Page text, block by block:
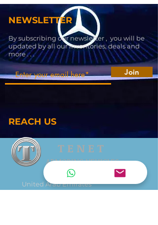
NEWSLETTER
By subscribing our newsletter , you will be
updated by all our inventories, deals and
more . . .
Join
REACH US
United Arab Emirates
ARMORING VEHICLES
T E N E T